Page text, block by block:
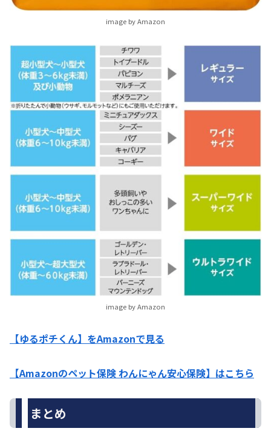
image by Amazon
image by Amazon
【ゆるポチくん】をAmazonで見る
【Amazonのペット保険 わんにゃん安心保険】はこちら
まとめ